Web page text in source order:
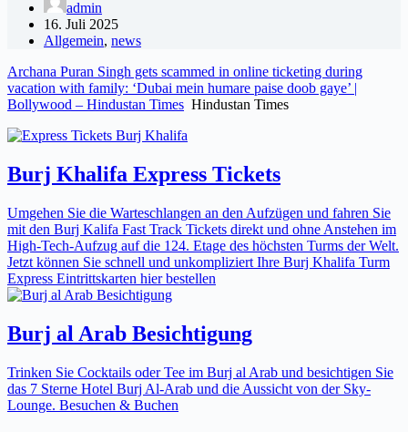
admin
16. Juli 2025
Allgemein, news
Archana Puran Singh gets scammed in online ticketing during
vacation with family: ‘Dubai mein humare paise doob gaye’ |
Bollywood – Hindustan Times Hindustan Times
Burj Khalifa Express Tickets
Umgehen Sie die Warteschlangen an den Aufzügen und fahren Sie
mit den Burj Kalifa Fast Track Tickets direkt und ohne Anstehen im
High-Tech-Aufzug auf die 124. Etage des höchsten Turms der Welt.
Jetzt können Sie schnell und unkompliziert Ihre Burj Khalifa Turm
Express Eintrittskarten hier bestellen
Burj al Arab Besichtigung
Trinken Sie Cocktails oder Tee im Burj al Arab und besichtigen Sie
das 7 Sterne Hotel Burj Al-Arab und die Aussicht von der Sky-
Lounge. Besuchen & Buchen